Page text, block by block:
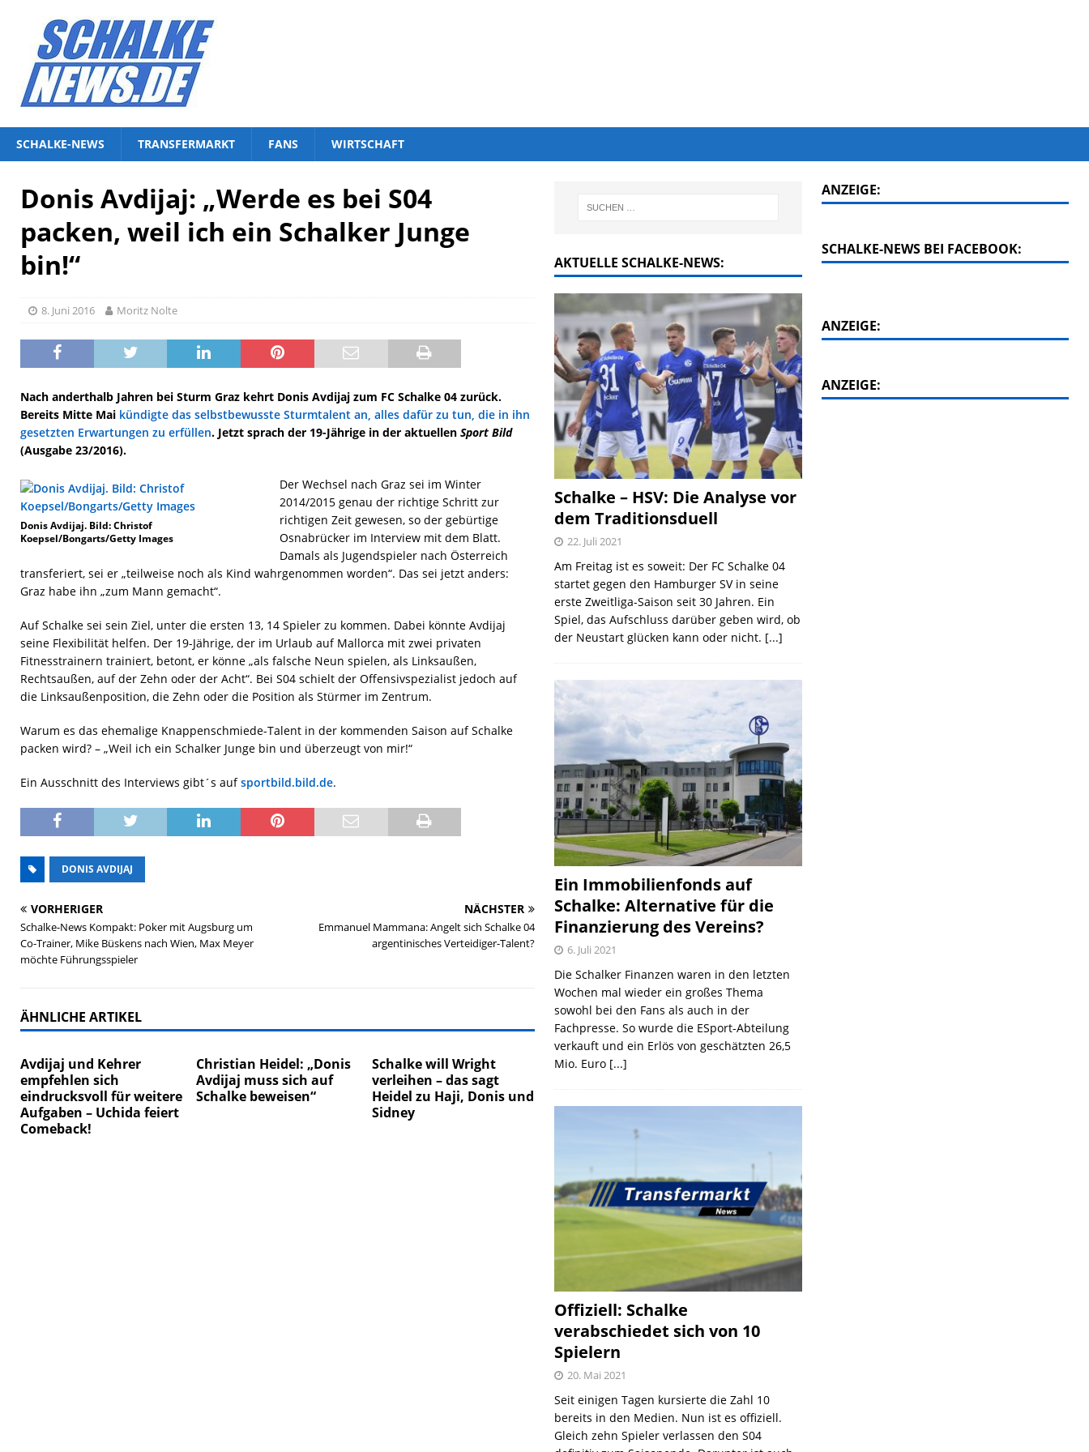
SCHALKE-NEWS TRANSFERMARKT FANS WIRTSCHAFT
Donis Avdijaj: „Werde es bei S04
packen, weil ich ein Schalker Junge
bin!“
8. Juni 2016 Moritz Nolte
Nach anderthalb Jahren bei Sturm Graz kehrt Donis Avdijaj zum FC Schalke 04 zurück.
Bereits Mitte Mai kündigte das selbstbewusste Sturmtalent an, alles dafür zu tun, die in ihn
gesetzten Erwartungen zu erfüllen. Jetzt sprach der 19-Jährige in der aktuellen Sport Bild
(Ausgabe 23/2016).
Donis Avdijaj. Bild: Christof
Koepsel/Bongarts/Getty Images
Der Wechsel nach Graz sei im Winter
2014/2015 genau der richtige Schritt zur
richtigen Zeit gewesen, so der gebürtige
Osnabrücker im Interview mit dem Blatt.
Damals als Jugendspieler nach Österreich
transferiert, sei er „teilweise noch als Kind wahrgenommen worden“. Das sei jetzt anders:
Graz habe ihn „zum Mann gemacht“.
Auf Schalke sei sein Ziel, unter die ersten 13, 14 Spieler zu kommen. Dabei könnte Avdijaj
seine Flexibilität helfen. Der 19-Jährige, der im Urlaub auf Mallorca mit zwei privaten
Fitnesstrainern trainiert, betont, er könne „als falsche Neun spielen, als Linksaußen,
Rechtsaußen, auf der Zehn oder der Acht“. Bei S04 schielt der Offensivspezialist jedoch auf
die Linksaußenposition, die Zehn oder die Position als Stürmer im Zentrum.
Warum es das ehemalige Knappenschmiede-Talent in der kommenden Saison auf Schalke
packen wird? – „Weil ich ein Schalker Junge bin und überzeugt von mir!“
Ein Ausschnitt des Interviews gibt´s aufsportbild.bild.de.
DONIS AVDIJAJ
VORHERIGER
Schalke-News Kompakt: Poker mit Augsburg um
Co-Trainer, Mike Büskens nach Wien, Max Meyer
möchte Führungsspieler
NÄCHSTER
Emmanuel Mammana: Angelt sich Schalke 04
argentinisches Verteidiger-Talent?
ÄHNLICHE ARTIKEL
Avdijaj und Kehrer
empfehlen sich
eindrucksvoll für weitere
Aufgaben – Uchida feiert
Comeback!
Christian Heidel: „Donis
Avdijaj muss sich auf
Schalke beweisen“
Schalke will Wright
verleihen – das sagt
Heidel zu Haji, Donis und
Sidney
AKTUELLE SCHALKE-NEWS:
Schalke – HSV: Die Analyse vor
dem Traditionsduell
22. Juli 2021
Am Freitag ist es soweit: Der FC Schalke 04
startet gegen den Hamburger SV in seine
erste Zweitliga-Saison seit 30 Jahren. Ein
Spiel, das Aufschluss darüber geben wird, ob
der Neustart glücken kann oder nicht. [...]
Ein Immobilienfonds auf
Schalke: Alternative für die
Finanzierung des Vereins?
6. Juli 2021
Die Schalker Finanzen waren in den letzten
Wochen mal wieder ein großes Thema
sowohl bei den Fans als auch in der
Fachpresse. So wurde die ESport-Abteilung
verkauft und ein Erlös von geschätzten 26,5
Mio. Euro [...]
Offiziell: Schalke
verabschiedet sich von 10
Spielern
20. Mai 2021
Seit einigen Tagen kursierte die Zahl 10
bereits in den Medien. Nun ist es offiziell.
Gleich zehn Spieler verlassen den S04
ANZEIGE:
SCHALKE-NEWS BEI FACEBOOK:
ANZEIGE:
ANZEIGE: